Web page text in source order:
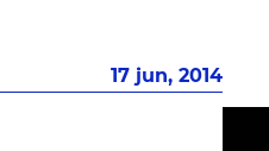
17 jun, 2014